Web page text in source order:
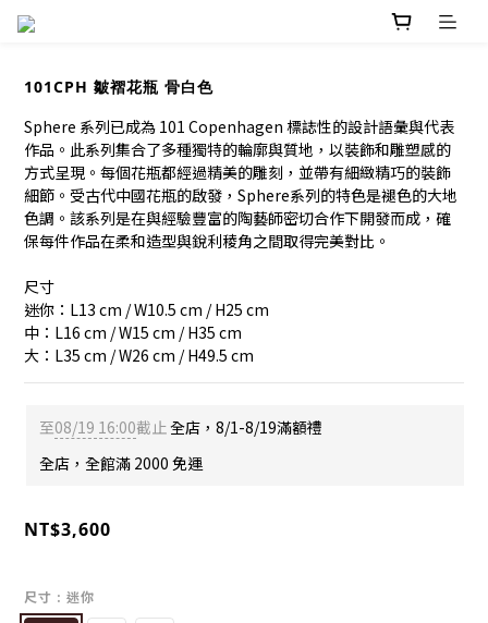
101CPH 皺褶花瓶 骨白色
Sphere 系列已成為 101 Copenhagen 標誌性的設計語彙與代表
作品。此系列集合了多種獨特的輪廓與質地，以裝飾和雕塑感的
方式呈現。每個花瓶都經過精美的雕刻，並帶有細緻精巧的裝飾
細節。受古代中國花瓶的啟發，Sphere系列的特色是褪色的大地
色調。該系列是在與經驗豐富的陶藝師密切合作下開發而成，確
保每件作品在柔和造型與銳利稜角之間取得完美對比。
尺寸
迷你：L13 cm / W10.5 cm / H25 cm
中：L16 cm / W15 cm / H35 cm
大：L35 cm / W26 cm / H49.5 cm
至08/19 16:00截止全店，8/1-8/19滿額禮
全店，全館滿 2000 免運
NT$3,600
尺寸 : 迷你